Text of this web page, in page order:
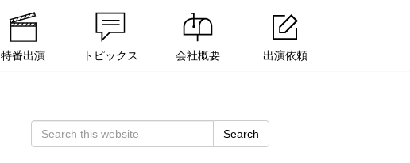
特番出演 トピックス 会社概要 出演依頼
Search